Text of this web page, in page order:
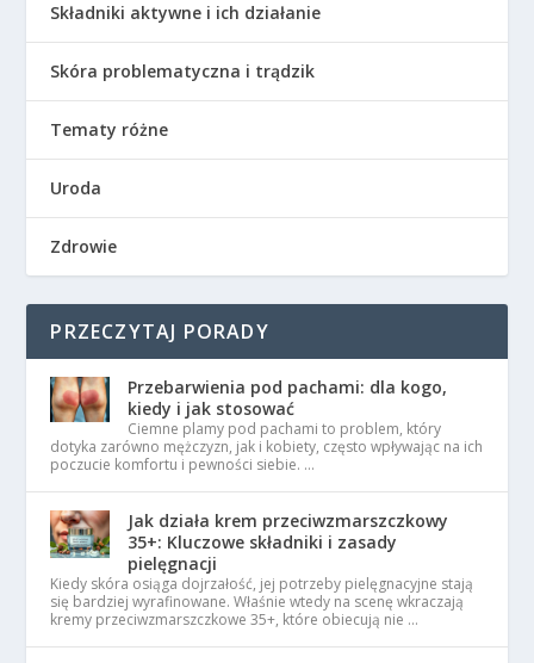
Składniki aktywne i ich działanie
Skóra problematyczna i trądzik
Tematy różne
Uroda
Zdrowie
PRZECZYTAJ PORADY
Przebarwienia pod pachami: dla kogo,
kiedy i jak stosować
Ciemne plamy pod pachami to problem, który
dotyka zarówno mężczyzn, jak i kobiety, często wpływając na ich
poczucie komfortu i pewności siebie. …
Jak działa krem przeciwzmarszczkowy
35+: Kluczowe składniki i zasady
pielęgnacji
Kiedy skóra osiąga dojrzałość, jej potrzeby pielęgnacyjne stają
się bardziej wyrafinowane. Właśnie wtedy na scenę wkraczają
kremy przeciwzmarszczkowe 35+, które obiecują nie …